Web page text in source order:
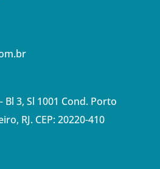
Bl 3, Sl 1001 Cond. Porto
RJ. CEP: 20220-410